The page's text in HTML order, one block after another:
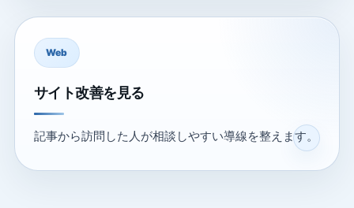
Web
サイト改善を見る
記事から訪問した人が相談しやすい導線を整えます。